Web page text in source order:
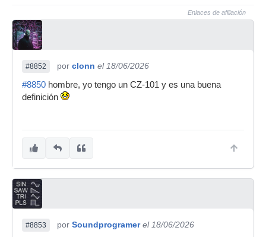
Enlaces de afiliación
#8852 por clonn el 18/06/2026
#8850 hombre, yo tengo un CZ-101 y es una buena
definición
#8853 por Soundprogramer el 18/06/2026